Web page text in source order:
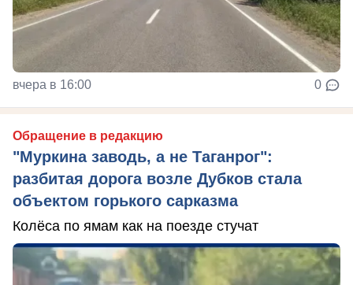
вчера в 16:00 0
Обращение в редакцию
"Муркина заводь, а не Таганрог":
разбитая дорога возле Дубков стала
объектом горького сарказма
Колёса по ямам как на поезде стучат